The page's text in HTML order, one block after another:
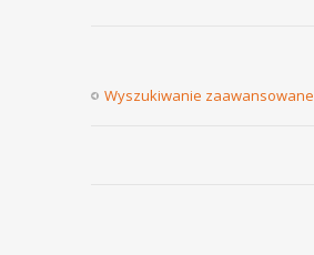
Wyszukiwanie zaawansowane